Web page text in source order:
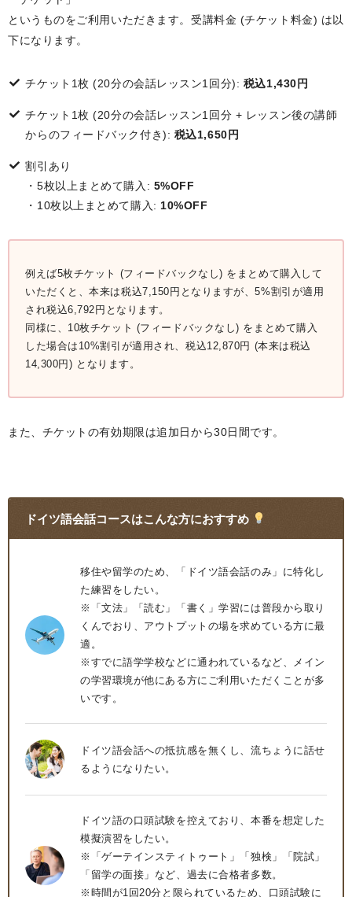
というものをご利用いただきます。受講料金 (チケット料金) は以
下になります。
チケット1枚 (20分の会話レッスン1回分): 税込1,430円
チケット1枚 (20分の会話レッスン1回分 + レッスン後の講師
からのフィードバック付き): 税込1,650円
割引あり
・5枚以上まとめて購入: 5%OFF
・10枚以上まとめて購入: 10%OFF
例えば5枚チケット (フィードバックなし) をまとめて購入して
いただくと、本来は税込7,150円となりますが、5%割引が適用
され税込6,792円となります。
同様に、10枚チケット (フィードバックなし) をまとめて購入
した場合は10%割引が適用され、税込12,870円 (本来は税込
14,300円) となります。
また、チケットの有効期限は追加日から30日間です。
ドイツ語会話コースはこんな方におすすめ
移住や留学のため、「ドイツ語会話のみ」に特化し
た練習をしたい。
※「文法」「読む」「書く」学習には普段から取り
くんでおり、アウトプットの場を求めている方に最
適。
※すでに語学学校などに通われているなど、メイン
の学習環境が他にある方にご利用いただくことが多
いです。
ドイツ語会話への抵抗感を無くし、流ちょうに話せ
るようになりたい。
ドイツ語の口頭試験を控えており、本番を想定した
模擬演習をしたい。
※「ゲーテインスティトゥート」「独検」「院試」
「留学の面接」など、過去に合格者多数。
※時間が1回20分と限られているため、口頭試験に